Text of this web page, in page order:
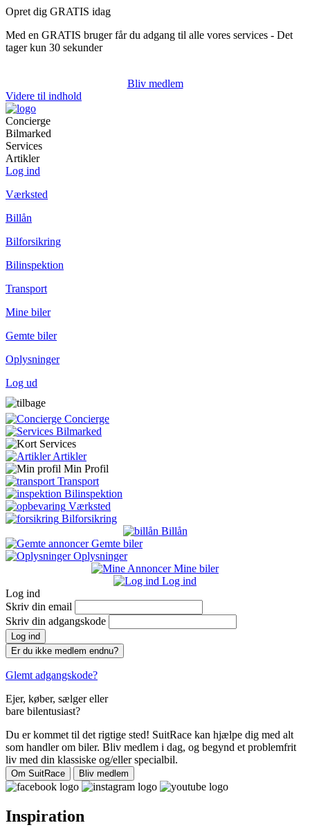
Opret dig GRATIS idag
Med en GRATIS bruger får du adgang til alle vores services - Det
tager kun 30 sekunder
Bliv medlem
Videre til indhold
Concierge
Bilmarked
Services
Artikler
Log ind
Værksted
Billån
Bilforsikring
Bilinspektion
Transport
Mine biler
Gemte biler
Oplysninger
Log ud
Concierge
Bilmarked
Services
Artikler
Min Profil
Transport
Bilinspektion
Værksted
Bilforsikring
Billån
Gemte biler
Oplysninger
Mine biler
Log ind
Log ind
Skriv din email
Skriv din adgangskode
Log ind
Er du ikke medlem endnu?
Glemt adgangskode?
Ejer, køber, sælger eller
bare bilentusiast?
Du er kommet til det rigtige sted! SuitRace kan hjælpe dig med alt
som handler om biler. Bliv medlem i dag, og begynd et problemfrit
liv med din klassiske og/eller specialbil.
Om SuitRace Bliv medlem
Inspiration